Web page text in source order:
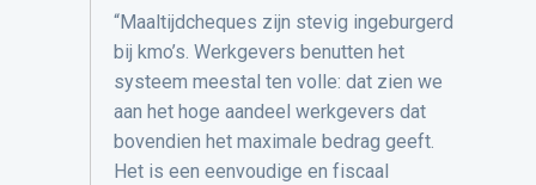
“Maaltijdcheques zijn stevig ingeburgerd
bij kmo’s. Werkgevers benutten het
systeem meestal ten volle: dat zien we
aan het hoge aandeel werkgevers dat
bovendien het maximale bedrag geeft.
Het is een eenvoudige en fiscaal